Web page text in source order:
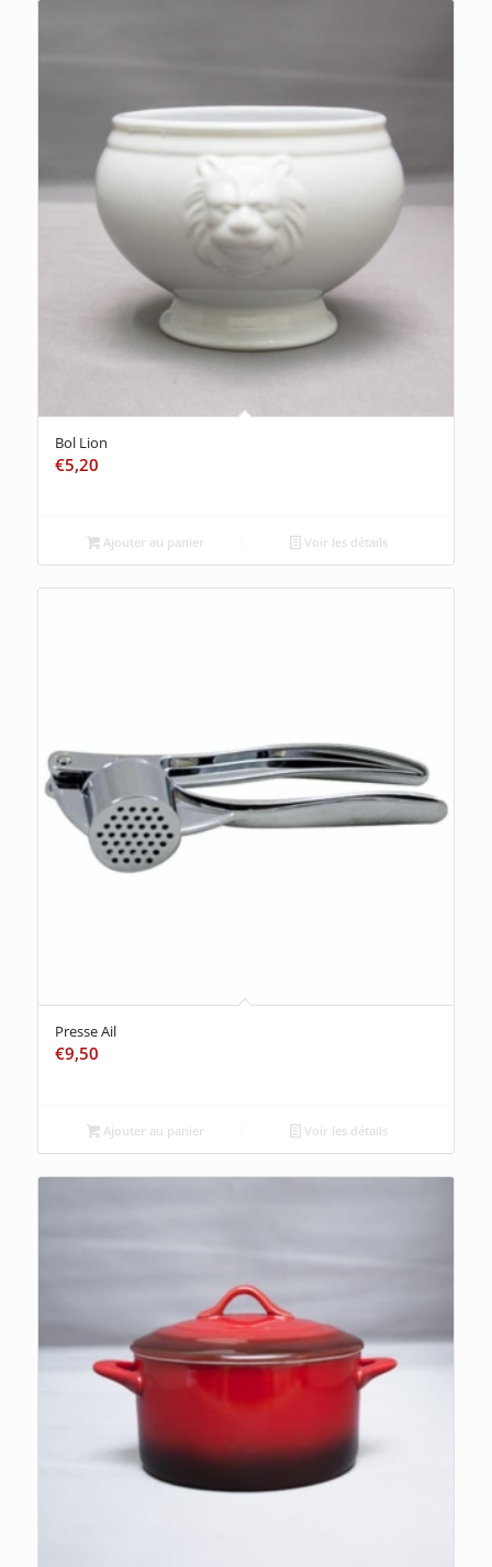
Bol Lion
€5,20
Ajouter au panier Voir les détails
Presse Ail
€9,50
Ajouter au panier Voir les détails